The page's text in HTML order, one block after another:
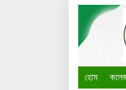
হোম